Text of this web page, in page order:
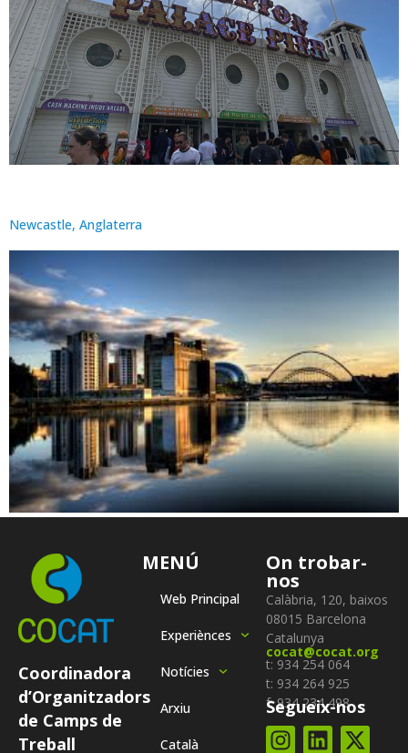
Newcastle, Anglaterra
Coordinadora
d’Organitzadors
de Camps de
Treball
MENÚ
Web Principal
Experiènces
Notícies
Arxiu
Català
On trobar-
nos
Calàbria, 120, baixos
08015 Barcelona
Catalunya
cocat@cocat.org
t: 934 254 064
t: 934 264 925
f: 934 234 498
Segueix-nos